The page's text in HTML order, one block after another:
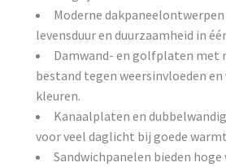
Moderne
levensduur en duurzaamheid in
Damwand- en golfplaten met
bestand tegen weersinvloeden
kleuren.
Kanaalplaten en
voor veel daglicht bij goede
Sandwichpanelen bieden